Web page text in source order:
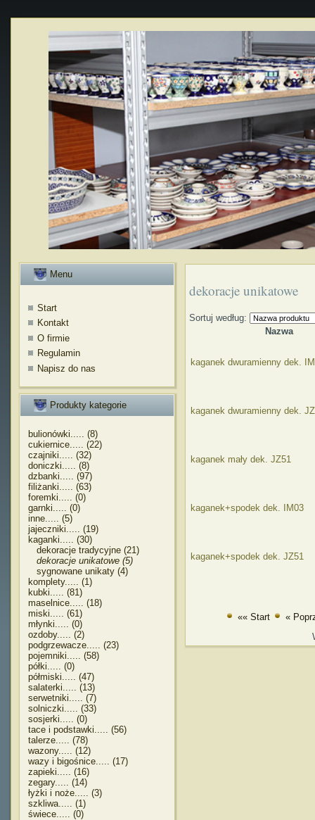
Menu
Start
Kontakt
O firmie
Regulamin
Napisz do nas
Produkty kategorie
bulionówki..... (8)
cukiernice..... (22)
czajniki..... (32)
doniczki..... (8)
dzbanki..... (97)
filiżanki..... (63)
foremki..... (0)
garnki..... (0)
inne..... (5)
jajeczniki..... (19)
kaganki..... (30)
dekoracje tradycyjne (21)
dekoracje unikatowe (5)
sygnowane unikaty (4)
komplety..... (1)
kubki..... (81)
maselnice..... (18)
miski..... (61)
młynki..... (0)
ozdoby..... (2)
podgrzewacze..... (23)
pojemniki..... (58)
półki..... (0)
półmiski..... (47)
salaterki..... (13)
serwetniki..... (7)
solniczki..... (33)
sosjerki..... (0)
tace i podstawki..... (56)
talerze..... (78)
wazony..... (12)
wazy i bigośnice..... (17)
zapieki..... (16)
zegary..... (14)
łyżki i noże..... (3)
szkliwa..... (1)
świece..... (0)
dekoracje unikatowe
Sortuj według:
Nazwa
kaganek dwuramienny dek.
kaganek dwuramienny dek.
kaganek mały dek. JZ51
kaganek+spodek dek. IM03
kaganek+spodek dek. JZ51
«« Start
«